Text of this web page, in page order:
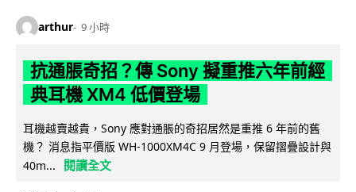
arthur 9 小時
抗通脹奇招？傳 Sony 擬重推六年前經
典耳機 XM4 低價登場
耳機越賣越貴，Sony 應對通脹的奇招居然是重推 6 年前的舊
機？ 消息指平價版 WH-1000XM4C 9 月登場，保留摺疊設計與
40m...
閱讀全文